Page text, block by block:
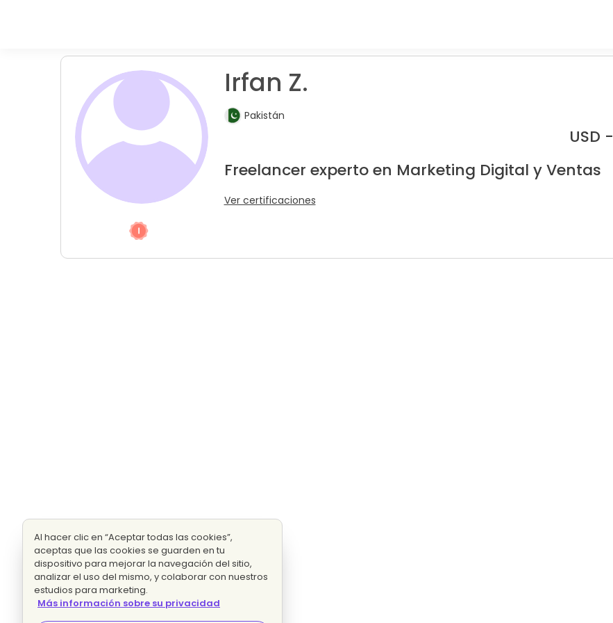
Irfan Z.
Pakistán
USD -
Freelancer experto en Marketing Digital y Ventas
Ver certificaciones
Al hacer clic en “Aceptar todas las cookies”,
aceptas que las cookies se guarden en tu
dispositivo para mejorar la navegación del sitio,
analizar el uso del mismo, y colaborar con nuestros
estudios para marketing.
Más información sobre su privacidad